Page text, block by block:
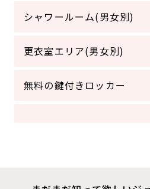
シャワールーム(男女別)
更衣室エリア(男女別)
無料の鍵付きロッカー